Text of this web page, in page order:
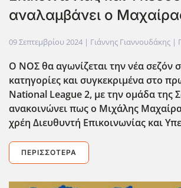
αναλαμβάνει ο
09 Σεπτεμβρίου 2024 | Γιάννης Γιαννουδάκης |
Ο ΝΟΣ θα αγωνίζεται την νέα σεζόν
κατηγορίες και συγκεκριμένα στο
National League2, με την ομάδα της
ανακοινώνει πως ο Μιχάλης
χρέη Διευθυντή Επικοινωνίας και
ΠΕΡΙΣΣΌΤΕΡΑ